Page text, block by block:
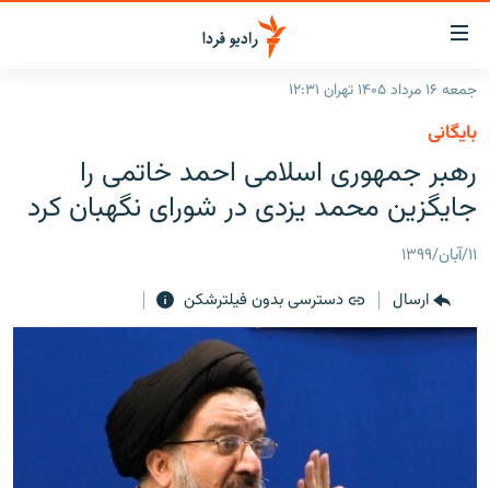
لینک‌های
قابلیت
دسترسی
بازگشت
بازگشت
منوی
اصلی
رفتن
به
صفحه
جستجو
صفحه اصلی
جهان
برنامه‌های رادیویی
پادکست
چندرسانه‌ای
گزارش‌های تصویری
زنان فردا
جمعه ۱۶ مرداد ۱۴۰۵ تهران ۱۲:۳۱
بایگانی
رهبر جمهوری اسلامی احمد خاتمی را
جایگزین محمد یزدی در شورای نگهبان کرد
۱۱/آبان/۱۳۹۹
ارسال
دسترسی بدون فیلترشکن